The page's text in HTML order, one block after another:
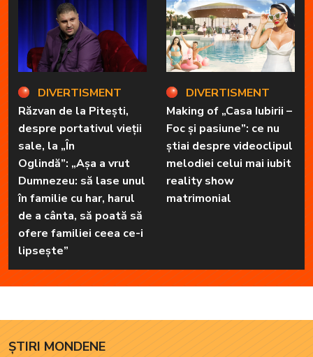
DIVERTISMENT
Răzvan de la Pitești,
despre portativul vieții
sale, la „În
Oglindă”: „Așa a vrut
Dumnezeu: să lase unul
în familie cu har, harul
de a cânta, să poată să
ofere familiei ceea ce-i
lipsește”
DIVERTISMENT
Making of „Casa Iubirii –
Foc și pasiune”: ce nu
știai despre videoclipul
melodiei celui mai iubit
reality show
matrimonial
ȘTIRI MONDENE